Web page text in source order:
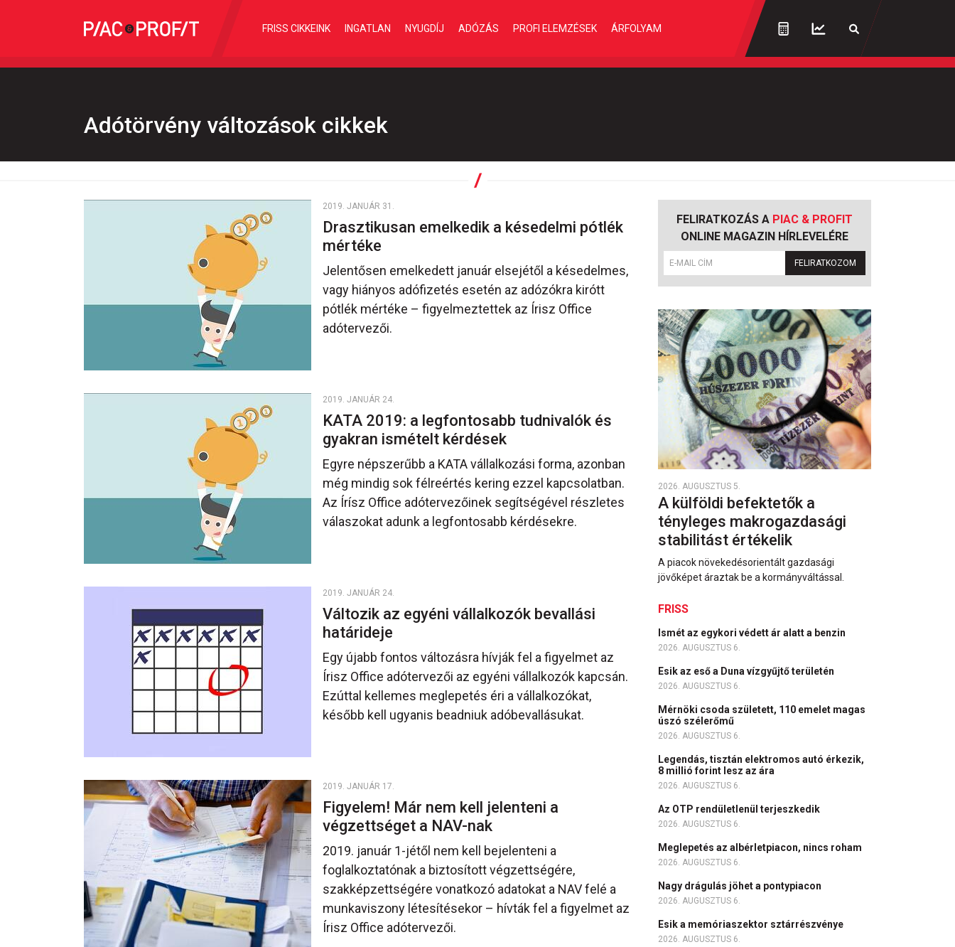
FRISS CIKKEINK INGATLAN NYUGDÍJ ADÓZÁS PROFI ELEMZÉSEK ÁRFOLYAM
Adótörvény változások cikkek
2019. JANUÁR 31.
Drasztikusan emelkedik a késedelmi pótlék
mértéke
Jelentősen emelkedett január elsejétől a késedelmes,
vagy hiányos adófizetés esetén az adózókra kirótt
pótlék mértéke – figyelmeztettek az Írisz Office
adótervezői.
2019. JANUÁR 24.
KATA 2019: a legfontosabb tudnivalók és
gyakran ismételt kérdések
Egyre népszerűbb a KATA vállalkozási forma, azonban
még mindig sok félreértés kering ezzel kapcsolatban.
Az Írísz Office adótervezőinek segítségével részletes
válaszokat adunk a legfontosabb kérdésekre.
2019. JANUÁR 24.
Változik az egyéni vállalkozók bevallási
határideje
Egy újabb fontos változásra hívják fel a figyelmet az
Írisz Office adótervezői az egyéni vállalkozók kapcsán.
Ezúttal kellemes meglepetés éri a vállalkozókat,
később kell ugyanis beadniuk adóbevallásukat.
2019. JANUÁR 17.
Figyelem! Már nem kell jelenteni a
végzettséget a NAV-nak
2019. január 1-jétől nem kell bejelenteni a
foglalkoztatónak a biztosított végzettségére,
szakképzettségére vonatkozó adatokat a NAV felé a
munkaviszony létesítésekor – hívták fel a figyelmet az
Írisz Office adótervezői.
FELIRATKOZÁS A PIAC & PROFIT
ONLINE MAGAZIN HÍRLEVELÉRE
FELIRATKOZOM
2026. AUGUSZTUS 5.
A külföldi befektetők a
tényleges makrogazdasági
stabilitást értékelik
A piacok növekedésorientált gazdasági
jövőképet áraztak be a kormányváltással.
FRISS
Ismét az egykori védett ár alatt a benzin
2026. AUGUSZTUS 6.
Esik az eső a Duna vízgyűjtő területén
2026. AUGUSZTUS 6.
Mérnöki csoda született, 110 emelet magas
úszó szélerőmű
2026. AUGUSZTUS 6.
Legendás, tisztán elektromos autó érkezik,
8 millió forint lesz az ára
2026. AUGUSZTUS 6.
Az OTP rendületlenül terjeszkedik
2026. AUGUSZTUS 6.
Meglepetés az albérletpiacon, nincs roham
2026. AUGUSZTUS 6.
Nagy drágulás jöhet a pontypiacon
2026. AUGUSZTUS 6.
Esik a memóriaszektor sztárrészvénye
2026. AUGUSZTUS 6.